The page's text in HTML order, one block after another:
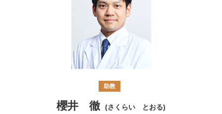
助教
櫻井 徹 (さくらい とおる)